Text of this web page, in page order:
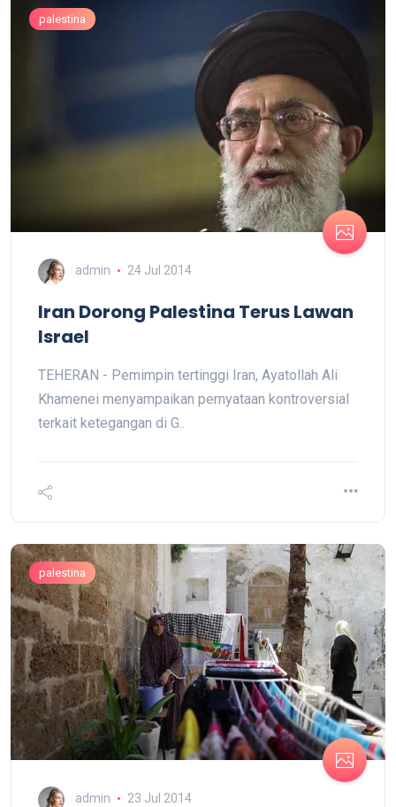
palestina
admin 24 Jul 2014
Iran Dorong Palestina Terus Lawan
Israel
TEHERAN - Pemimpin tertinggi Iran, Ayatollah Ali
Khamenei menyampaikan pernyataan kontroversial
terkait ketegangan di G..
palestina
admin 23 Jul 2014